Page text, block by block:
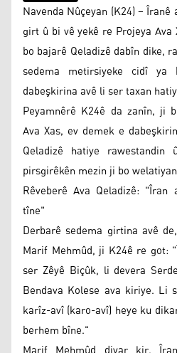
Navenda Nûçeyan (K24) –
girt û bi vê yekê re Projeya
bo bajarê Qeladizê dabîn dike,
sedema metirsiyeke cidî
dabeşkirina avê li ser taxan
Peyamnêrê K24ê da zanîn, ji
Ava Xas, ev demek e
Qeladizê hatiye
pirsgirêkên mezin ji bo
Rêveberê Ava Qeladizê:
tîne"
Derbarê sedema girtina avê
Marif Mehmûd, ji K24ê re got:
ser Zêyê Biçûk, li devera
Bendava Kolese ava kiriye. Li
karîz-avî (karo-avî) heye ku
berhem bîne."